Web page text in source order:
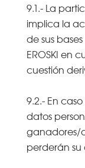
9.1.- La
implica la
de sus
EROSKI en
cuestión
9.2.- En
datos
ganadores/
perderán